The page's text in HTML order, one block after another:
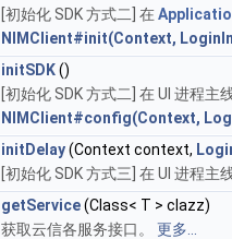
[初始化 SDK 方式二] 在
NIMClient#init(Context,
initSDK()
[初始化 SDK 方式二] 在 UI 进程
NIMClient#config(Context,
initDelay(Context context,
[初始化 SDK 方式三] 在 UI 进程
getService(Class< T > clazz)
获取云信各服务接口。 更多...